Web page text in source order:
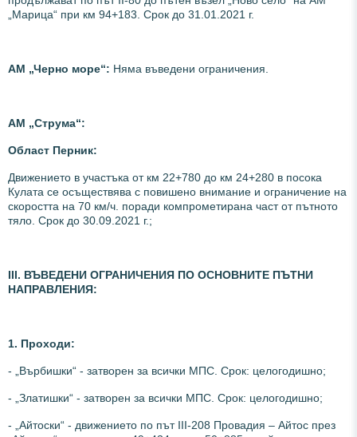
„Марица“ при км 94+183. Срок до 31.01.2021 г.
АМ „Черно море“: Няма въведени ограничения.
АМ „Струма“:
Област Перник:
Движението в участъка от км 22+780 до км 24+280 в посока
Кулата се осъществява с повишено внимание и ограничение на
скоростта на 70 км/ч. поради компрометирана част от пътното
тяло. Срок до 30.09.2021 г.;
ІІI. ВЪВЕДЕНИ ОГРАНИЧЕНИЯ ПО ОСНОВНИТЕ ПЪТНИ
НАПРАВЛЕНИЯ:
1. Проходи:
- „Върбишки“ - затворен за всички МПС. Срок: целогодишно;
- „Златишки“ - затворен за всички МПС. Срок: целогодишно;
- „Айтоски“ - движението по път III-208 Провадия – Айтос през